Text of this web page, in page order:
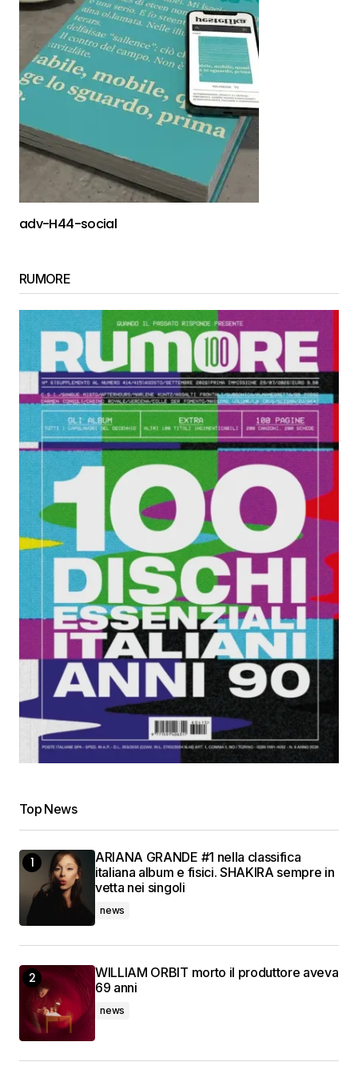
adv-H44-social
RUMORE
Top News
ARIANA GRANDE #1 nella classifica
italiana album e fisici. SHAKIRA sempre in
vetta nei singoli
news
WILLIAM ORBIT morto il produttore aveva
69 anni
news